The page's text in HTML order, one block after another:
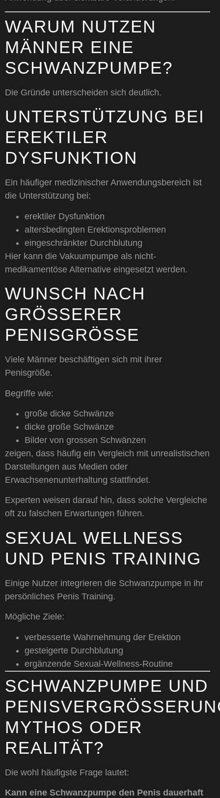
WARUM NUTZEN
MÄNNER EINE
SCHWANZPUMPE?
Die Gründe unterscheiden sich deutlich.
UNTERSTÜTZUNG BEI
EREKTILER
DYSFUNKTION
Ein häufiger medizinischer Anwendungsbereich ist
die Unterstützung bei:
erektiler Dysfunktion
altersbedingten Erektionsproblemen
eingeschränkter Durchblutung
Hier kann die Vakuumpumpe als nicht-
medikamentöse Alternative eingesetzt werden.
WUNSCH NACH
GRÖSSERER P
ENISGRÖSSE
Viele Männer beschäftigen sich mit ihrer
Penisgröße.
Begriffe wie:
große dicke Schwänze
dicke große Schwänze
Bilder von grossen Schwänzen
zeigen, dass häufig ein Vergleich mit unrealistischen
Darstellungen aus Medien oder
Erwachsenenunterhaltung stattfindet.
Experten weisen darauf hin, dass solche Vergleiche
oft zu falschen Erwartungen führen.
SEXUAL WELLNESS
UND PENIS TRAINING
Einige Nutzer integrieren die Schwanzpumpe in ihr
persönliches Penis Training.
Mögliche Ziele:
verbesserte Wahrnehmung der Erektion
gesteigerte Durchblutung
ergänzende Sexual-Wellness-Routine
SCHWANZPUMPE UND
YTHOS ODER R
EALITÄT?
Die wohl häufigste Frage lautet:
Kann eine Schwanzpumpe den Penis dauerhaft